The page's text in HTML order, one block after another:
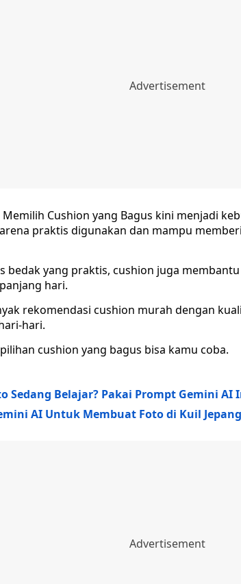
Memilih Cushion yang Bagus kini menjadi
praktis digunakan dan mampu
bedak yang praktis, cushion juga
hari.
rekomendasi cushion murah dengan
hari.
cushion yang bagus bisa kamu coba.
Sedang Belajar? Pakai Prompt Gemini AI
AI Untuk Membuat Foto di Kuil